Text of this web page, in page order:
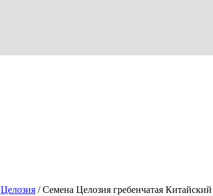
Целозия /Семена Целозия гребенчатая